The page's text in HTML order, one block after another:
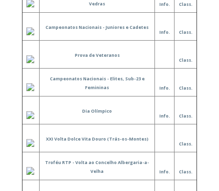
Vedras
Info. Class.
Campeonatos Nacionais - Juniores e Cadetes
Info. Class.
Prova de Veteranos
Class.
Campeonatos Nacionais - Elites, Sub-23 e
Femininas
Info. Class.
Dia Olímpico
Info. Class.
XXI Volta Dolce Vita Douro (Trás-os-Montes)
Class.
Troféu RTP - Volta ao Concelho Albergaria-a-
Velha
Info. Class.